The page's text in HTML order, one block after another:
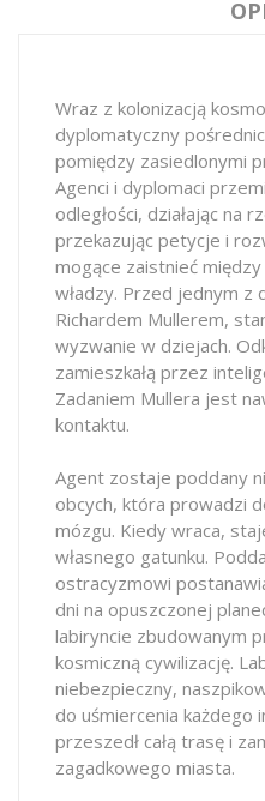
Wraz z kolonizacją
dyplomatyczny
pomiędzy zasiedlonymi
Agenci i dyplomaci
odległości, działając na
przekazując petycje i
mogące zaistnieć
władzy. Przed jednym
Richardem Mullerem,
wyzwanie w dziejach.
zamieszkałą przez
Zadaniem Mullera jest
kontaktu.
Agent zostaje poddany
obcych, która prowadzi
mózgu. Kiedy wraca,
własnego gatunku.
ostracyzmowi
dni na opuszczonej
labiryncie zbudowanym
kosmiczną cywilizację.
niebezpieczny,
do uśmiercenia każdego
przeszedł całą trasę i
zagadkowego miasta.